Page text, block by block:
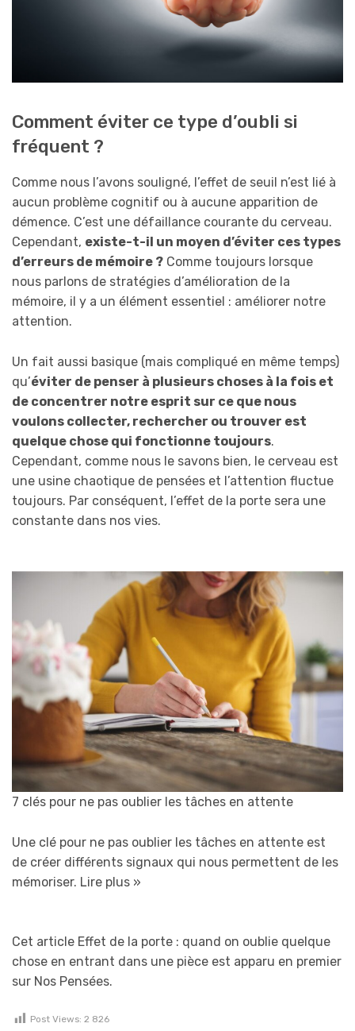
Comment éviter ce type d’oubli si
fréquent ?
Comme nous l’avons souligné, l’effet de seuil n’est lié à
aucun problème cognitif ou à aucune apparition de
démence. C’est une défaillance courante du cerveau.
Cependant, existe-t-il un moyen d’éviter ces types
d’erreurs de mémoire ? Comme toujours lorsque
nous parlons de stratégies d’amélioration de la
mémoire, il y a un élément essentiel : améliorer notre
attention.
Un fait aussi basique (mais compliqué en même temps)
qu’éviter de penser à plusieurs choses à la fois et
de concentrer notre esprit sur ce que nous
voulons collecter, rechercher ou trouver est
quelque chose qui fonctionne toujours.
Cependant, comme nous le savons bien, le cerveau est
une usine chaotique de pensées et l’attention fluctue
toujours. Par conséquent, l’effet de la porte sera une
constante dans nos vies.
7 clés pour ne pas oublier les tâches en attente
Une clé pour ne pas oublier les tâches en attente est
de créer différents signaux qui nous permettent de les
mémoriser. Lire plus »
Cet article Effet de la porte : quand on oublie quelque
chose en entrant dans une pièce est apparu en premier
sur Nos Pensées.
Post Views: 2 826